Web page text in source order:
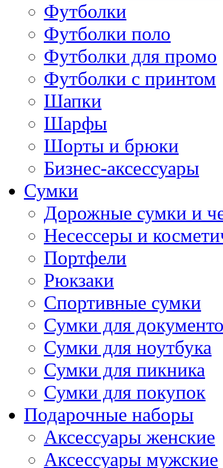
Футболки
Футболки поло
Футболки для промо
Футболки с принтом
Шапки
Шарфы
Шорты и брюки
Бизнес-аксессуары
Сумки
Дорожные сумки и
Несессеры и
Портфели
Рюкзаки
Спортивные сумки
Сумки для
Сумки для ноутбука
Сумки для пикника
Сумки для покупок
Подарочные наборы
Аксессуары женские
Аксессуары мужские